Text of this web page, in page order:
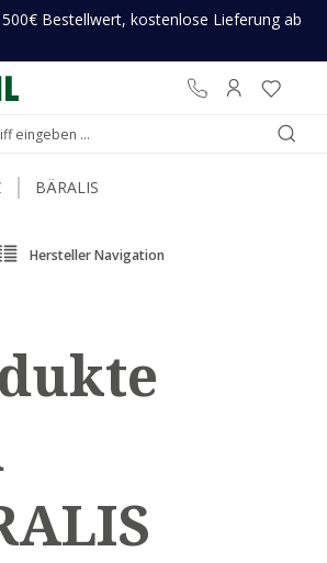
Bestellwert, kostenlose Lieferung ab
BÄRALIS
Hersteller Navigation